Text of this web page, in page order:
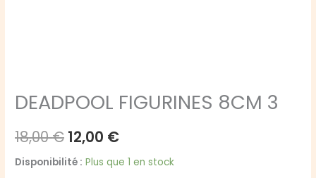
DEADPOOL FIGURINES 8CM 3
18,00€ Le
prix
12,00 €Le
prix
Disponibilité : Plus que 1 en stock